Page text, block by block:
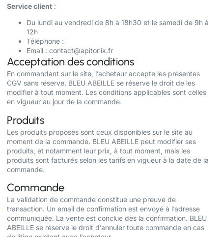
Service client :
Du lundi au vendredi de 8h à 18h30 et le samedi de 9h à
12h
Téléphone :
Email : contact@apitonik.fr
Acceptation des conditions
En commandant sur le site, l’acheteur accepte les présentes
CGV sans réserve. BLEU ABEILLE se réserve le droit de les
modifier à tout moment. Les conditions applicables sont celles
en vigueur au jour de la commande.
Produits
Les produits proposés sont ceux disponibles sur le site au
moment de la commande. BLEU ABEILLE peut modifier ses
produits, et notamment leur prix, à tout moment, mais les
produits sont facturés selon les tarifs en vigueur à la date de la
commande.
Commande
La validation de commande constitue une preuve de
transaction. Un email de confirmation est envoyé à l’adresse
communiquée. La vente est conclue dès la confirmation. BLEU
ABEILLE se réserve le droit d’annuler toute commande en cas